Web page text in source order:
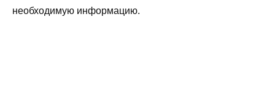
необходимую информацию.